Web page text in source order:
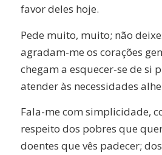
favor deles hoje.
Pede muito, muito; não
agradam-me os corações
chegam a esquecer-se de si
atender às necessidades
Fala-me com simplicidade,
respeito dos pobres que
doentes que vês padecer;